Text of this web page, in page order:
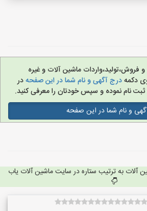
فروش،تولید،واردات ماشین آلات و غیره
دکمهدرج آگهی و نام شما در این صفحهدر
نام نموده و سپس خودتان را معرفی کنید.
و نام شما در این صفحه
آلات به ترتیب ستاره در سایت ماشین آلات یاب